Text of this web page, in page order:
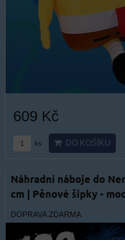
609 Kč
ks DO KOŠÍKU
Náhradní náboje do
cm | Pěnové šipky -
DOPRAVA ZDARMA